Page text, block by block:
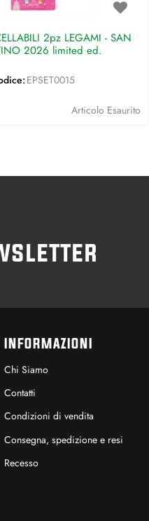
2pz LEGAMI - SAN
2026 limited ed.
EPSET0015
Articolo Esaurito
INFORMAZIONI
Chi Siamo
Contatti
Condizioni di vendita
Consegna, spedizione e resi
Recesso